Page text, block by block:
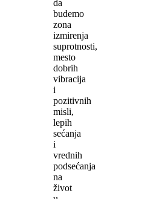
da
budemo
zona
izmirenja
suprotnosti,
mesto
dobrih
vibracija
i
pozitivnih
misli,
lepih
sećanja
i
vrednih
podsećanja
na
život